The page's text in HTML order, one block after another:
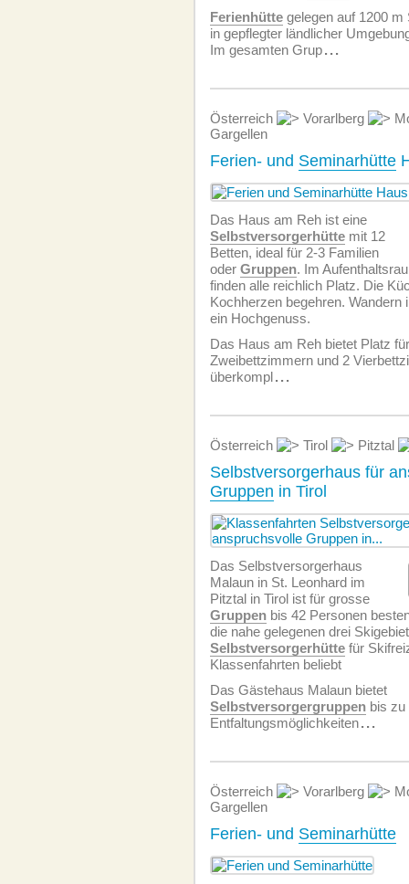
Ferienhütte gelegen auf 1200 m
in gepflegter ländlicher
Im gesamten Grup...
Österreich Vorarlberg
Gargellen
Ferien- und Seminarhütte
Das Haus am Reh ist eine
Selbstversorgerhütte mit 12
Betten, ideal für 2-3 Familien
oder Gruppen. Im
finden alle reichlich Platz. Die
Kochherzen begehren. Wandern
ein Hochgenuss.
Das Haus am Reh bietet Platz
Zweibettzimmern und 2
überkompl...
Österreich Tirol Pitztal
Selbstversorgerhaus für
Gruppen in Tirol
Das Selbstversorgerhaus
Malaun in St. Leonhard im
Pitztal in Tirol ist für grosse
Gruppen bis 42 Personen
die nahe gelegenen drei
Selbstversorgerhütte für
Klassenfahrten beliebt
Das Gästehaus Malaun bietet
Selbstversorgergruppen bis zu
Entfaltungsmöglichkeiten...
Österreich Vorarlberg
Gargellen
Ferien- und Seminarhütte